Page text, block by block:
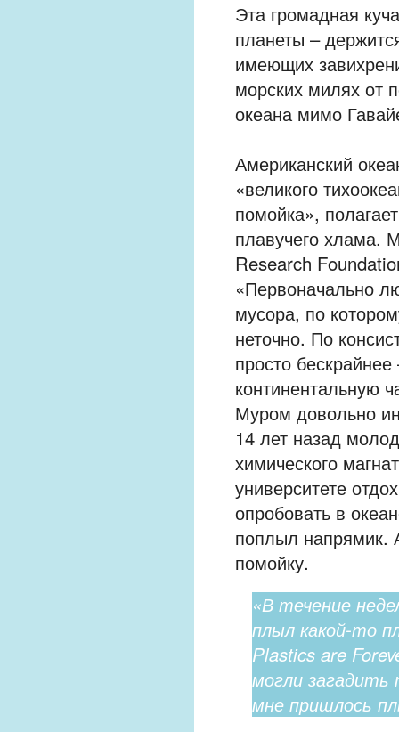
Эта громадная
планеты –
имеющих
морских милях от
океана мимо
Американский
«великого
помойка»,
плавучего хлама.
Research
«Первоначально
мусора, по
неточно. По
просто
континентальную
Муром довольно
14 лет назад
химического
университете
опробовать в
поплыл напрямик.
помойку.
«В течение
плыл какой-то
Plastics are
могли
мне пришлось